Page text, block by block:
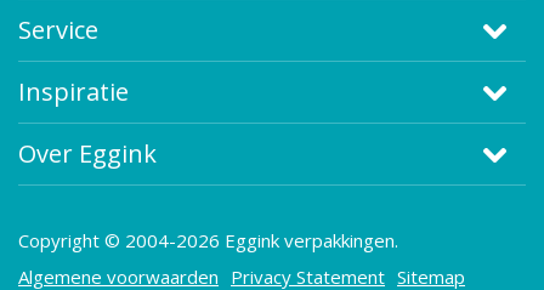
Service
Inspiratie
Over Eggink
Copyright © 2004-2026 Eggink verpakkingen.
Algemene voorwaarden Privacy Statement Sitemap